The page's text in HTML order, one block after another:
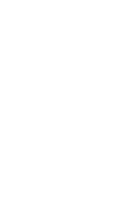
ອິດສະຫຼະພາບດ້ານກ